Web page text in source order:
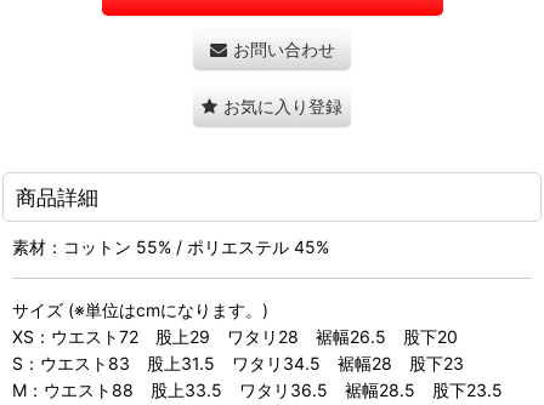
お問い合わせ
お気に入り登録
商品詳細
素材：コットン 55% / ポリエステル 45%
サイズ (※単位はcmになります。)
XS：ウエスト72 股上29 ワタリ28 裾幅26.5 股下20
S：ウエスト83 股上31.5 ワタリ34.5 裾幅28 股下23
M：ウエスト88 股上33.5 ワタリ36.5 裾幅28.5 股下23.5